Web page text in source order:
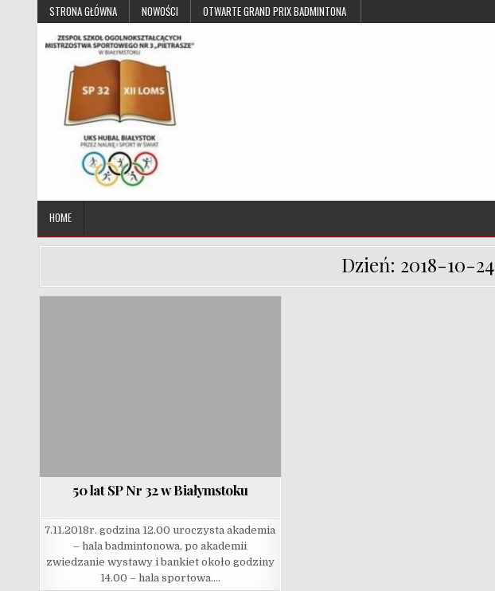
Skip to contentSTRONA GŁÓWNA NOWOŚCI OTWARTE GRAND PRIX BADMINTONA
UKS Hubal Białystok
HOME
Dzień: 2018-10-24
50 lat SP Nr 32 w Białymstoku
7.11.2018r. godzina 12.00 uroczysta akademia
– hala badmintonowa, po akademii
zwiedzanie wystawy i bankiet około godziny
14.00 – hala sportowa….